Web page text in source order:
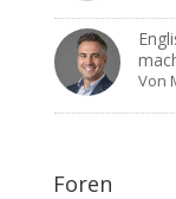
Von
Foren